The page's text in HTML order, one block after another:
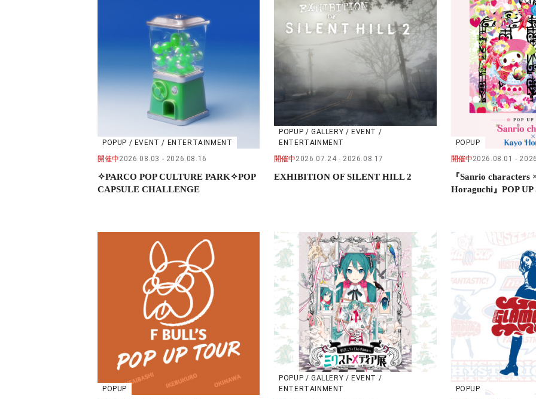
POPUP / EVENT / ENTERTAINMENT
開催中2026.08.03 2026.08.16
✧PARCO POP CULTURE PARK✧POP
CAPSULE CHALLENGE
POPUP / GALLERY / EVENT /
ENTERTAINMENT
開催中2026.07.24 2026.08.17
EXHIBITION OF SILENT HILL 2
POPUP
開催中2026.08.01
『Sanrio characters
Horaguchi』POP UP
POPUP
POPUP / GALLERY / EVENT /
ENTERTAINMENT
POPUP